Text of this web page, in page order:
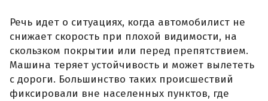
Речь идет о ситуациях, когда автомобилист не
снижает скорость при плохой видимости, на
скользком покрытии или перед препятствием.
Машина теряет устойчивость и может вылететь
с дороги. Большинство таких происшествий
фиксировали вне населенных пунктов, где